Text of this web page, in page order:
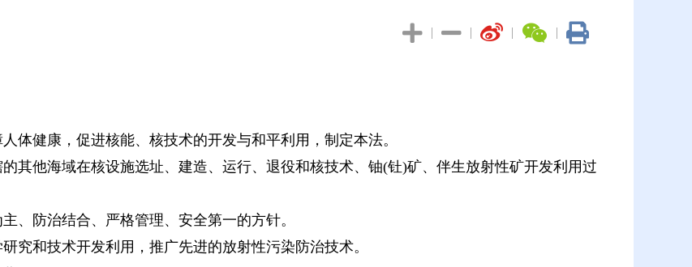
|
|
|
|
体健康，促进核能、核技术的开发与和平利用，制定本法。
其他海域在核设施选址、建造、运行、退役和核技术、铀(钍)矿、伴生放射性矿开发利用过
、防治结合、严格管理、安全第一的方针。
究和技术开发利用，推广先进的放射性污染防治技术。